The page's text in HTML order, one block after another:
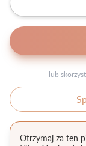
lub
Otrzymaj za ten